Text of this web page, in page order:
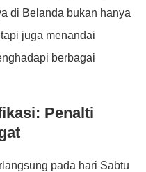
di Belanda bukan hanya
juga menandai
berbagai
Penalti
pada hari Sabtu